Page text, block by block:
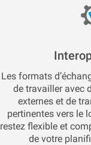
Les formats
de travailler avec
externes et de
pertinentes vers le
restez flexible et
de votre